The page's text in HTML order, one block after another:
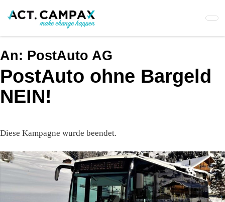
An: PostAuto AG
PostAuto ohne Bargeld
NEIN!
Diese Kampagne wurde beendet.